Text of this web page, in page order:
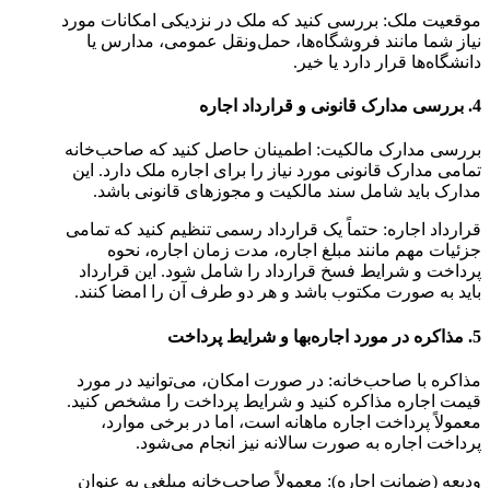
موقعیت ملک: بررسی کنید که ملک در نزدیکی امکانات مورد
نیاز شما مانند فروشگاه‌ها، حمل‌ونقل عمومی، مدارس یا
دانشگاه‌ها قرار دارد یا خیر.
4. بررسی مدارک قانونی و قرارداد اجاره
بررسی مدارک مالکیت: اطمینان حاصل کنید که صاحب‌خانه
تمامی مدارک قانونی مورد نیاز را برای اجاره ملک دارد. این
مدارک باید شامل سند مالکیت و مجوزهای قانونی باشد.
قرارداد اجاره: حتماً یک قرارداد رسمی تنظیم کنید که تمامی
جزئیات مهم مانند مبلغ اجاره، مدت زمان اجاره، نحوه
پرداخت و شرایط فسخ قرارداد را شامل شود. این قرارداد
باید به صورت مکتوب باشد و هر دو طرف آن را امضا کنند.
5. مذاکره در مورد اجاره‌بها و شرایط پرداخت
مذاکره با صاحب‌خانه: در صورت امکان، می‌توانید در مورد
قیمت اجاره مذاکره کنید و شرایط پرداخت را مشخص کنید.
معمولاً پرداخت اجاره ماهانه است، اما در برخی موارد،
پرداخت اجاره به صورت سالانه نیز انجام می‌شود.
ودیعه (ضمانت اجاره): معمولاً صاحب‌خانه مبلغی به عنوان